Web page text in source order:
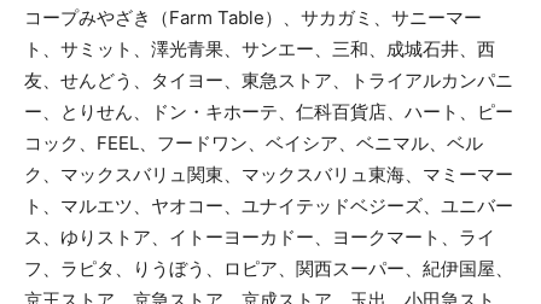
コープみやざき（Farm Table）、サカガミ、サニーマー
ト、サミット、澤光青果、サンエー、三和、成城石井、西
友、せんどう、タイヨー、東急ストア、トライアルカンパニ
ー、とりせん、ドン・キホーテ、仁科百貨店、ハート、ピー
コック、FEEL、フードワン、ベイシア、ベニマル、ベル
ク、マックスバリュ関東、マックスバリュ東海、マミーマー
ト、マルエツ、ヤオコー、ユナイテッドベジーズ、ユニバー
ス、ゆりストア、イトーヨーカドー、ヨークマート、ライ
フ、ラピタ、りうぼう、ロピア、関西スーパー、紀伊国屋、